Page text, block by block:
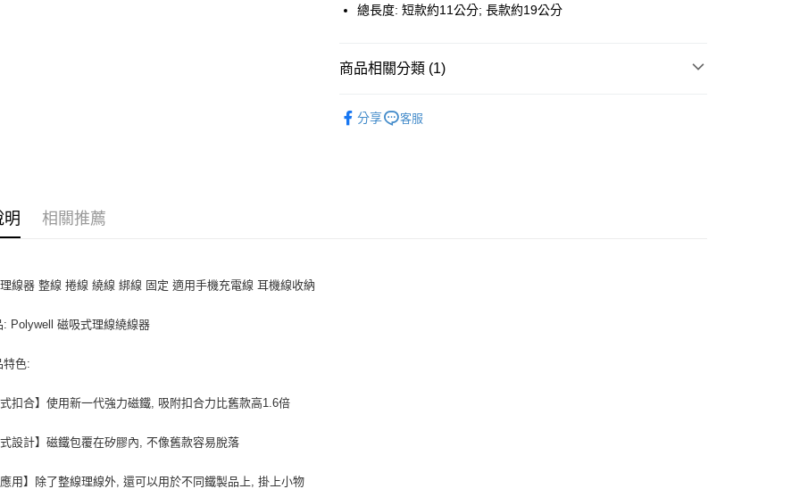
全家取貨付款
總長度: 短款約11公分; 長款約19公分
商品相關分類 (1)
分享
客服
明 相關推薦
線器 整線 捲線 繞線 綁線 固定 適用手機充電線 耳機線收納
Polywell 磁吸式理線繞線器
色:
扣合】使用新一代強力磁鐵, 吸附扣合力比舊款高1.6倍
設計】磁鐵包覆在矽膠內, 不像舊款容易脫落
用】除了整線理線外, 還可以用於不同鐵製品上, 掛上小物